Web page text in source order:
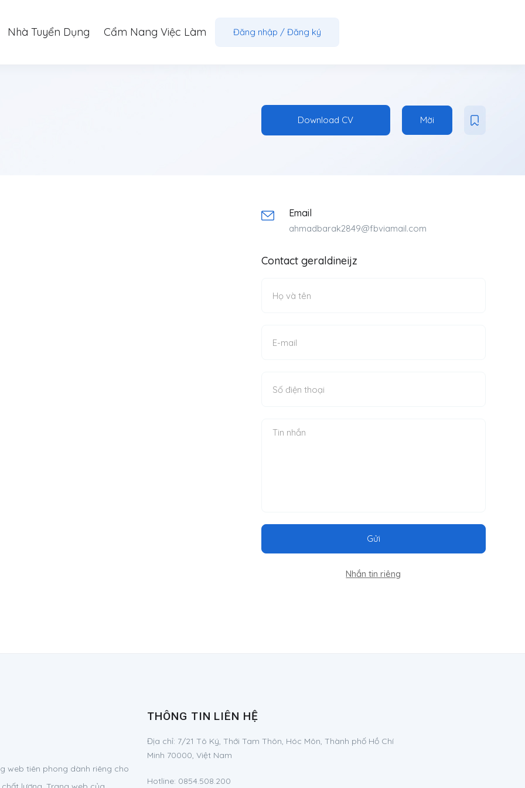
Nhà Tuyển Dụng Cẩm Nang Việc Làm Đăng nhập / Đăng ký
Download CV Mời
Email
ahmadbarak2849@fbviamail.com
Contact geraldineijz
Gửi
Nhắn tin riêng
web tiên phong dành riêng cho
THÔNG TIN LIÊN HỆ
Địa chỉ: 7/21 Tô Ký, Thới Tam Thôn, Hóc Môn, Thành phố Hồ Chí
Minh 70000, Việt Nam
Hotline: 0854.508.200